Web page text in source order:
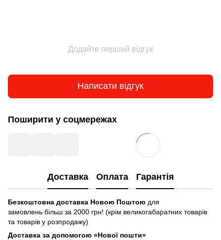
Додайте перший відгук
Написати відгук
Поширити у соцмережах
Доставка Оплата Гарантія
Безкоштовна доставка Новою Поштою для
замовлень більш за 2000 грн! (крім великогабаратних товарів
та товарів у розпродажу)
Доставка за допомогою «Нової пошти»